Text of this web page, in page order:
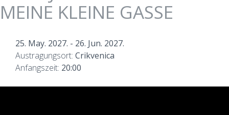
MEINE KLEINE GASSE
25. May. 2027. - 26. Jun. 2027.
Austragungsort: Crikvenica
Anfangszeit: 20:00